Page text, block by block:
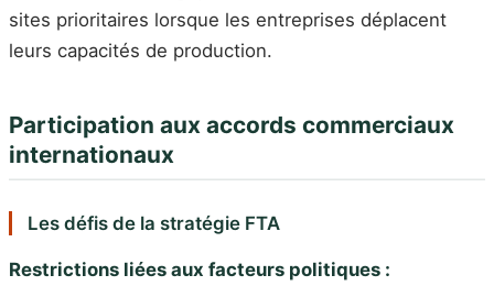
sites prioritaires lorsque les entreprises déplacent
leurs capacités de production.
Participation aux accords commerciaux
internationaux
Les défis de la stratégie FTA
Restrictions liées aux facteurs politiques :